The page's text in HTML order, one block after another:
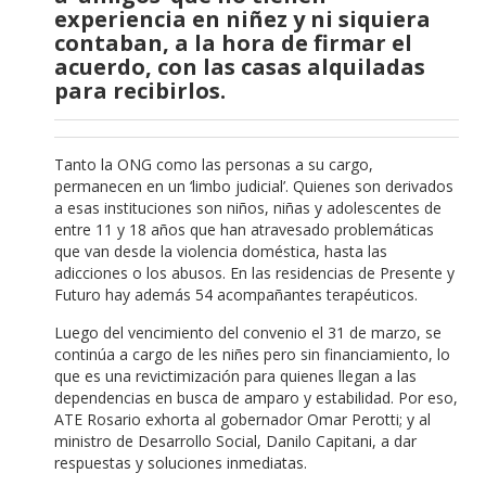
experiencia en niñez y ni siquiera
contaban, a la hora de firmar el
acuerdo, con las casas alquiladas
para recibirlos.
Tanto la ONG como las personas a su cargo,
permanecen en un ‘limbo judicial’. Quienes son derivados
a esas instituciones son niños, niñas y adolescentes de
entre 11 y 18 años que han atravesado problemáticas
que van desde la violencia doméstica, hasta las
adicciones o los abusos. En las residencias de Presente y
Futuro hay además 54 acompañantes terapéuticos.
Luego del vencimiento del convenio el 31 de marzo, se
continúa a cargo de les niñes pero sin financiamiento, lo
que es una revictimización para quienes llegan a las
dependencias en busca de amparo y estabilidad. Por eso,
ATE Rosario exhorta al gobernador Omar Perotti; y al
ministro de Desarrollo Social, Danilo Capitani, a dar
respuestas y soluciones inmediatas.